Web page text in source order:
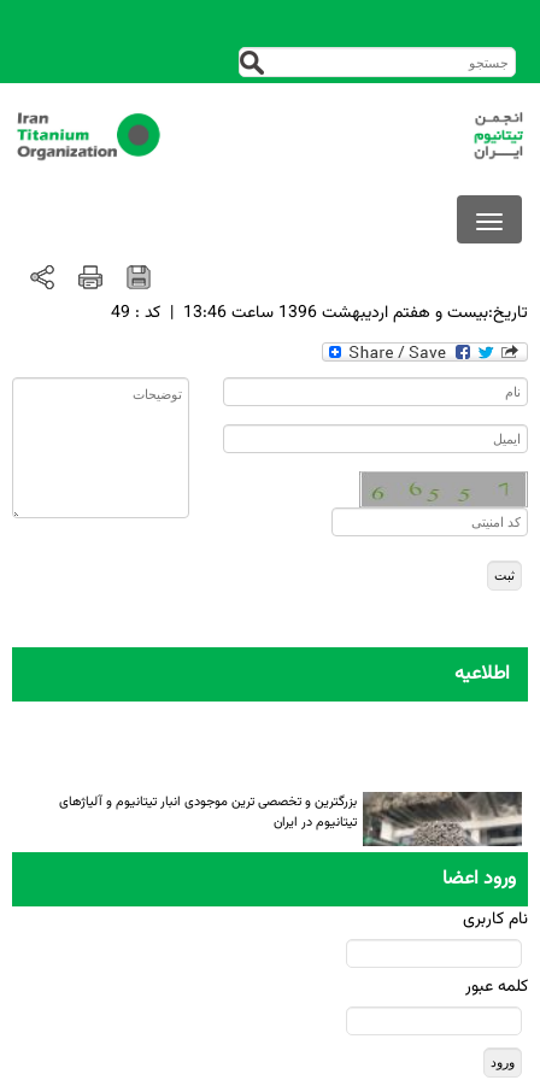
تاريخ:بيست و هفتم ارديبهشت 1396 ساعت 13:46 | کد : 49
اطلاعیه
بزرگترین و تخصصی ترین موجودی انبار تیتانیوم و آلیاژهای
تیتانیوم در ایران
ورود اعضا
نام کاربری
کلمه عبور